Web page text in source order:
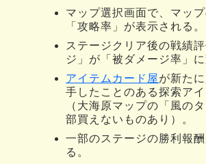
マップ選択画面で、マッ
「攻略率」が表示される。
ステージクリア後の戦績
ジ」が「被ダメージ率」に
アイテムカード屋が新た
手したことのある探索ア
（大海原マップの「風の
部買えないものあり）。
一部のステージの勝利報
る。